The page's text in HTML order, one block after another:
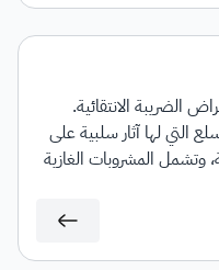
الضريبة الانتقائية.
التي لها آثار سلبية على
وتشمل المشروبات الغازية